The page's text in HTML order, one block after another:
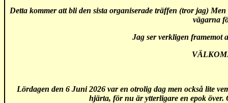
Detta kommer att bli den sista organiserade träffen (tror jag)
vägarna
Jag ser verkligen
Lördagen den 6 Juni 2026 var en otrolig dag men också lite
hjärta, för nu är ytterligare en epok över.